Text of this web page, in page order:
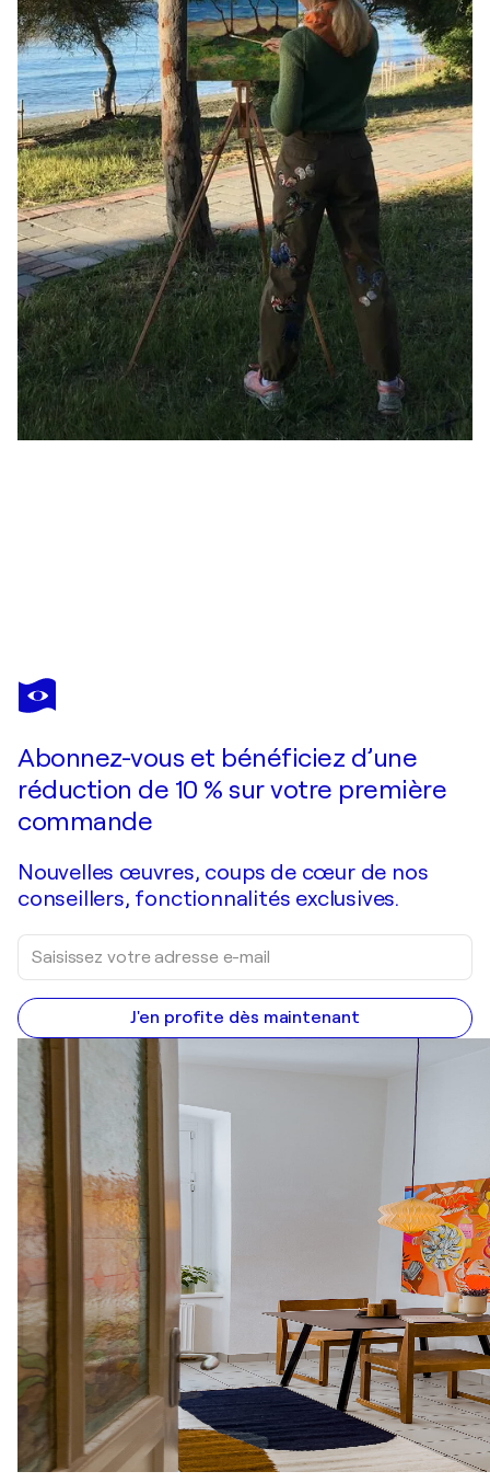
DIANA
MALIVANI
Je passe commande
Abonnez-vous et bénéficiez d’une
réduction de 10 % sur votre première
commande
Nouvelles œuvres, coups de cœur de nos
conseillers, fonctionnalités exclusives.
J'en profite dès maintenant